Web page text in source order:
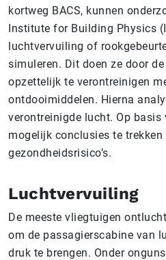
kortweg BACS, kunnen
Institute for Building Physics
luchtvervuiling of
simuleren. Dit doen ze door
opzettelijk te verontreinigen
ontdooimiddelen. Hierna
verontreinigde lucht. Op basis
mogelijk conclusies te
gezondheidsrisico’s.
Luchtvervuiling
De meeste vliegtuigen
om de passagierscabine van
druk te brengen. Onder